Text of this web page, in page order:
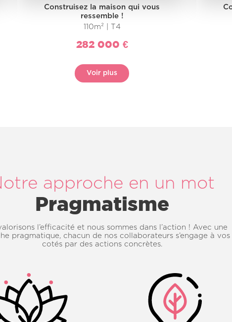
Construisez la maison qui vous
ressemble !
110m² | T4
282 000 €
Voir plus
approche en un mot
Pragmatisme
l’efficacité et nous sommes dans l’action ! Avec une
pragmatique, chacun de nos collaborateurs s’engage à vos
cotés par des actions concrètes.